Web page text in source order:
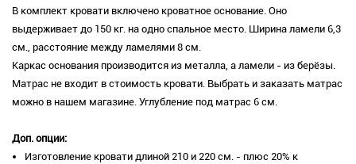
В комплект кровати включено кроватное основание. Оно
выдерживает до 150 кг. на одно спальное место. Ширина ламели 6,3
см., расстояние между ламелями 8 см.
Каркас основания производится из металла, а ламели - из берёзы.
Матрас не входит в стоимость кровати. Выбрать и заказать матрас
можно в нашем магазине. Углубление под матрас 6 см.
Доп. опции:
Изготовление кровати длиной 210 и 220 см. - плюс 20% к